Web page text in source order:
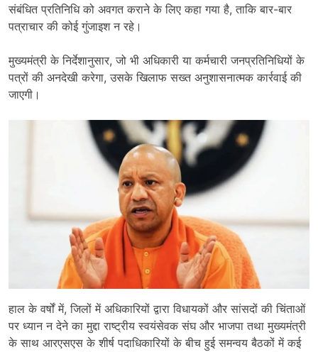
संबंधित प्रतिनिधि को अवगत कराने के लिए कहा गया है, ताकि बार-बार
पत्राचार की कोई गुंजाइश न रहे।
मुख्यमंत्री के निर्देशानुसार, जो भी अधिकारी या कर्मचारी जनप्रतिनिधियों के
पत्रों की अनदेखी करेगा, उसके खिलाफ सख्त अनुशासनात्मक कार्रवाई की
जाएगी।
हाल के वर्षों में, जिलों में अधिकारियों द्वारा विधायकों और सांसदों की चिंताओं
पर ध्यान न देने का मुद्दा राष्ट्रीय स्वयंसेवक संघ और भाजपा तथा मुख्यमंत्री
के साथ आरएसएस के शीर्ष पदाधिकारियों के बीच हुई समन्वय बैठकों में कई